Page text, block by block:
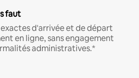
faut
d'arrivée et de départ
en ligne, sans engagement
administratives.*